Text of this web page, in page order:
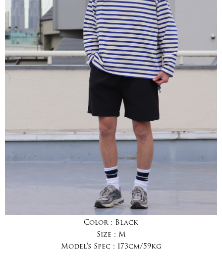
Color : Black
Size : M
Model's Spec : 173cm/59kg